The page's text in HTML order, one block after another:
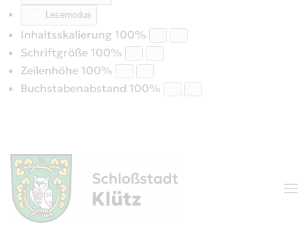
Lesemodus
Inhaltsskalierung 100%
Schriftgröße 100%
Zeilenhöhe 100%
Buchstabenabstand 100%